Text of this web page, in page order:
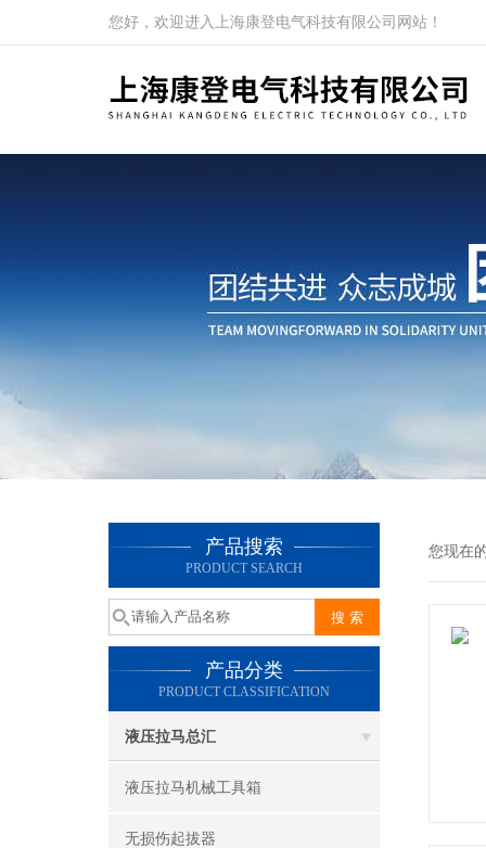
您好，欢迎进入上海康登电气科技有限公司网站！
产品搜索
PRODUCT SEARCH
产品分类
PRODUCT CLASSIFICATION
液压拉马总汇
液压拉马机械工具箱
无损伤起拔器
您现在